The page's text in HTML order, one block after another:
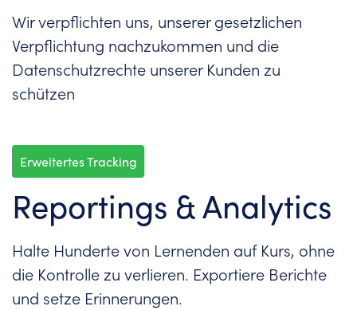
Wir verpflichten uns, unserer gesetzlichen
Verpflichtung nachzukommen und die
Datenschutzrechte unserer Kunden zu
schützen
Erweitertes Tracking
Reportings & Analytics
Halte Hunderte von Lernenden auf Kurs, ohne
die Kontrolle zu verlieren. Exportiere Berichte
und setze Erinnerungen.